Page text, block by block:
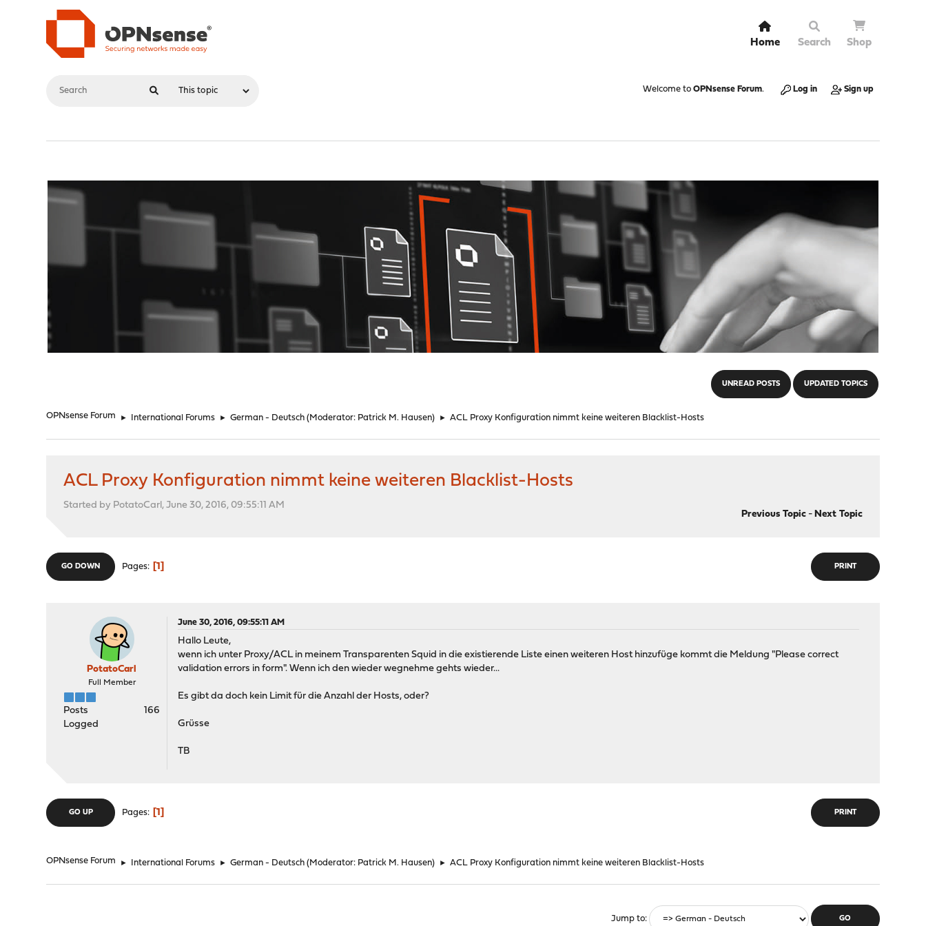
Home Search Shop
Welcome to OPNsense Forum. Log in Sign up
UNREAD POSTS UPDATED TOPICS
OPNsense Forum ► International Forums ► German - Deutsch (Moderator: Patrick M. Hausen) ► ACL Proxy Konfiguration nimmt keine weiteren Blacklist-Hosts
ACL Proxy Konfiguration nimmt keine weiteren Blacklist-Hosts
Started by PotatoCarl, June 30, 2016, 09:55:11 AM
Previous Topic- Next Topic
PRINT
GO DOWN Pages 1
PotatoCarl
Full Member
Posts
166
Logged
June 30, 2016, 09:55:11 AM
Hallo Leute,
wenn ich unter Proxy/ACL in meinem Transparenten Squid in die existierende Liste einen weiteren Host hinzufüge kommt die Meldung "Please correct
validation errors in form". Wenn ich den wieder wegnehme gehts wieder...
Es gibt da doch kein Limit für die Anzahl der Hosts, oder?
Grüsse
TB
PRINT
GO UP Pages 1
OPNsense Forum ► International Forums ► German - Deutsch (Moderator: Patrick M. Hausen) ► ACL Proxy Konfiguration nimmt keine weiteren Blacklist-Hosts
Jump to